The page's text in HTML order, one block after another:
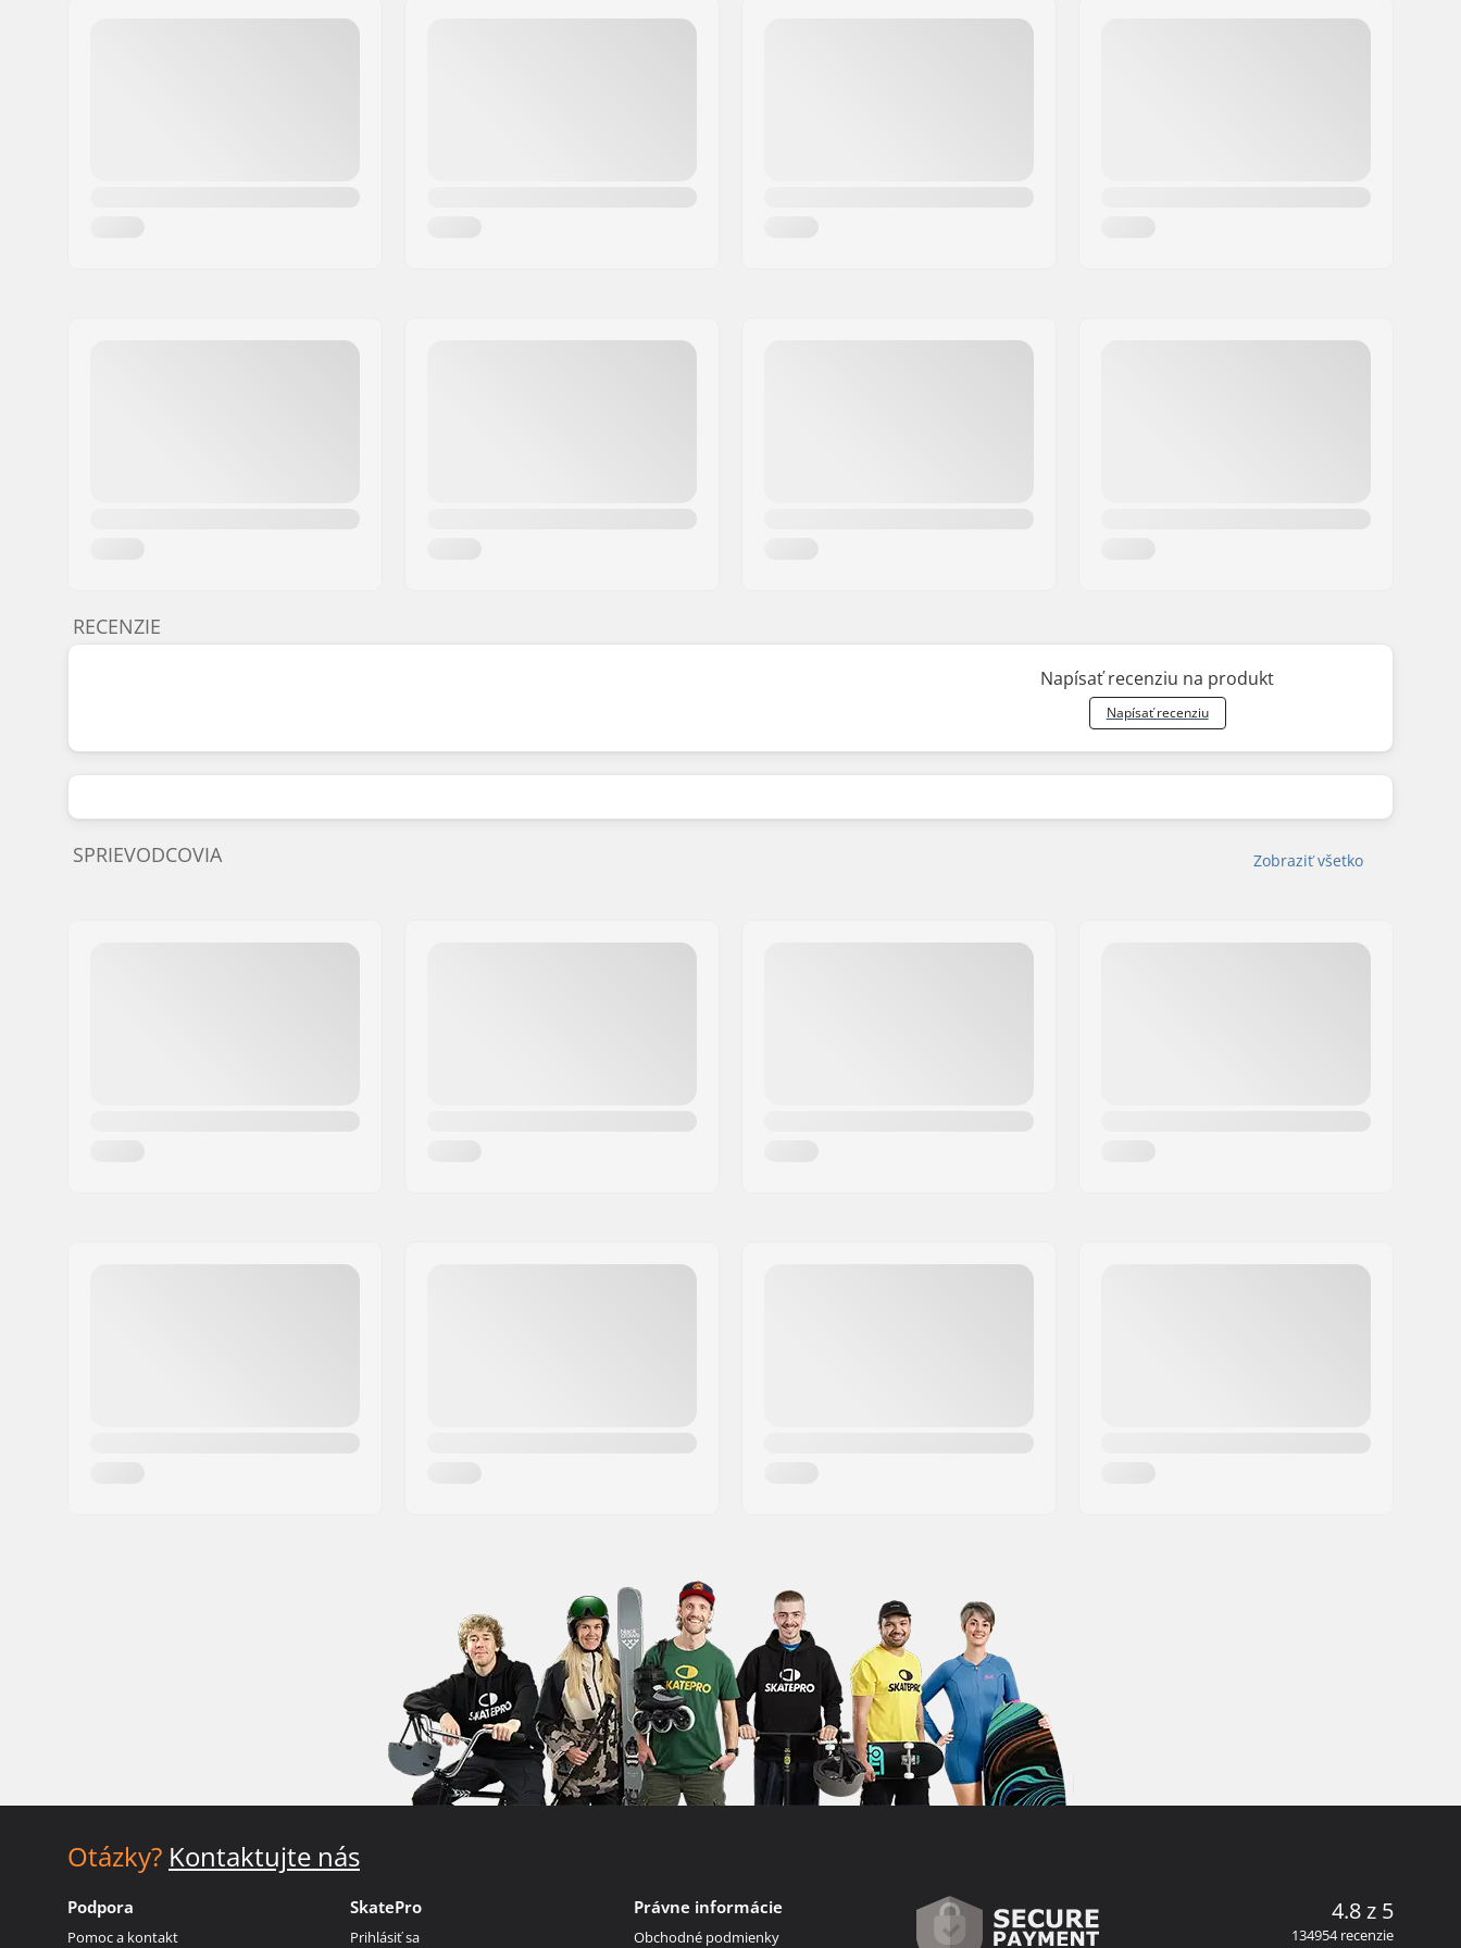
RECENZIE
Napísať recenziu na produkt
Napísať recenziu
Zobraziť všetko
SPRIEVODCOVIA
Otázky? Kontaktujte nás
Podpora
Pomoc a kontakt
SkatePro
Prihlásiť sa
Právne informácie
Obchodné podmienky
4.8 z 5
134954 recenzie